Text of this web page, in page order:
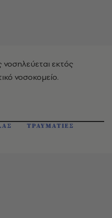
εκτός
νοσοκομείο.
ΤΡΑΥΜΑΤΙΕΣ